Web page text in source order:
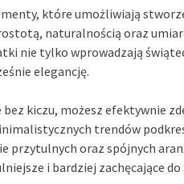
które umożliwiają
naturalnością oraz
nie tylko wprowadzają
elegancję.
bez kiczu, możesz efektywnie
trendów
przytulnych oraz spójnych
i bardziej zachęcające do